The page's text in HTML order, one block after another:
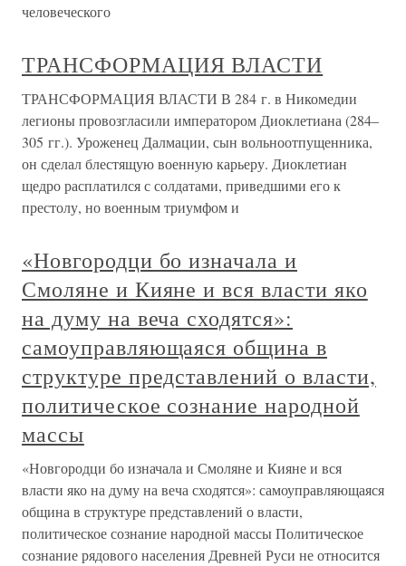
человеческого
ТРАНСФОРМАЦИЯ ВЛАСТИ
ТРАНСФОРМАЦИЯ ВЛАСТИ В 284 г. в Никомедии
легионы провозгласили императором Диоклетиана (284–
305 гг.). Уроженец Далмации, сын вольноотпущенника,
он сделал блестящую военную карьеру. Диоклетиан
щедро расплатился с солдатами, приведшими его к
престолу, но военным триумфом и
«Новгородци бо изначала и
Смоляне и Кияне и вся власти яко
на думу на веча сходятся»:
самоуправляющаяся община в
структуре представлений о власти,
политическое сознание народной
массы
«Новгородци бо изначала и Смоляне и Кияне и вся
власти яко на думу на веча сходятся»: самоуправляющаяся
община в структуре представлений о власти,
политическое сознание народной массы Политическое
сознание рядового населения Древней Руси не относится